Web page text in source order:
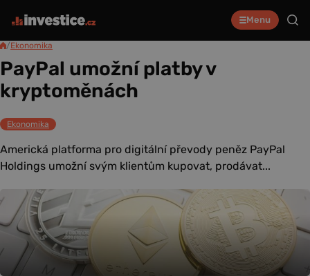
Menu
/Ekonomika
PayPal umožní platby v
kryptoměnách
Ekonomika
Americká platforma pro digitální převody peněz PayPal
Holdings umožní svým klientům kupovat, prodávat...